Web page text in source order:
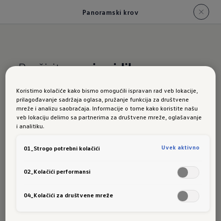
Panoramski krov
Proširitesvoje vidike
Novi Golf:
panoram
ski krov
Koristimo kolačiće kako bismo omogućili ispravan rad veb lokacije,
prilagođavanje sadržaja oglasa, pružanje funkcija za društvene
mreže i analizu saobraćaja. Informacije o tome kako koristite našu
veb lokaciju delimo sa partnerima za društvene mreže, oglašavanje
i analitiku.
01_Strogo potrebni kolačići Uvek aktivno
02_Kolačići performansi
04_Kolačići za društvene mreže